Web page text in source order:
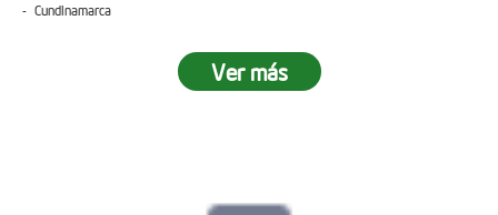
- Cundinamarca
Ver más